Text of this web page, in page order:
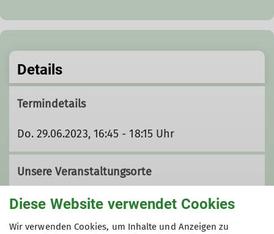
Details
Termindetails
Do. 29.06.2023, 16:45 - 18:15 Uhr
Unsere Veranstaltungsorte
Koblenz-Arenberg
Diese Website verwendet Cookies
Wir verwenden Cookies, um Inhalte und Anzeigen zu